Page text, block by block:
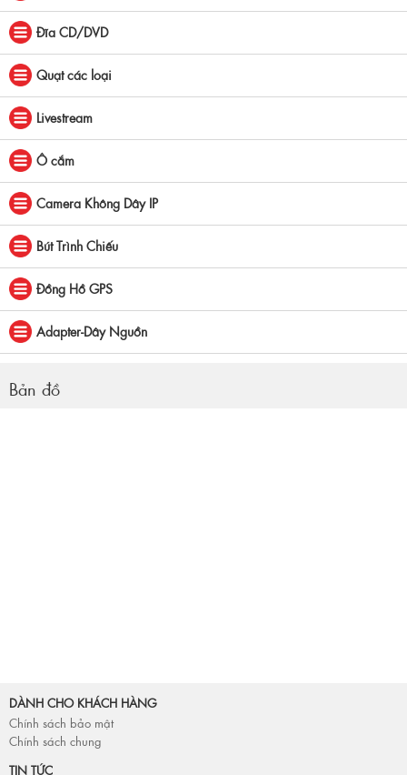
Đĩa CD/DVD
Quạt các loại
Livestream
Ô cắm
Camera Không Dây IP
Bút Trình Chiếu
Đồng Hồ GPS
Adapter-Dây Nguồn
Bản đồ
DÀNH CHO KHÁCH HÀNG
Chính sách bảo mật
Chính sách chung
TIN TỨC